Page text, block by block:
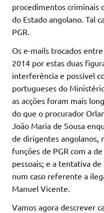
procedimentos criminais
do Estado angolano. Tal
PGR.
Os e-mails trocados
2014 por estas duas
interferência e possível
portugueses do
as acções foram mais
do que o procurador
João Maria de Sousa
de dirigentes angolanos,
funções de PGR com a
pessoais; e a tentativa
num caso referente a
Manuel Vicente.
Vamos agora descrever